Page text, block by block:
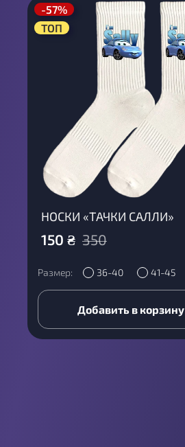
-57%
ТОП
НОСКИ «ТАЧКИ САЛЛИ»
350
150 ₴
Размер: 36-40 41-45
Добавить в корзину